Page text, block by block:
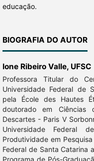
educação.
BIOGRAFIA DO AUTOR
Ione Ribeiro Valle, UFSC
Professora Titular do
Universidade Federal de
pela École des Hautes
doutorado em Ciências
Descartes - Paris V
Universidade Federal
Produtividade em
Federal de Santa Catarina
Programa de Pós-